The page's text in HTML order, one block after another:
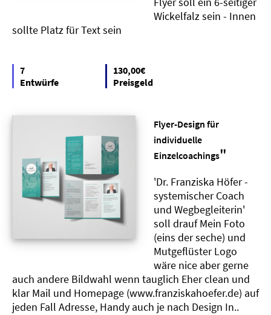
Wickelfalz sein - Innen
sollte Platz für Text sein
7
Entwürfe
130,00€
Preisgeld
Flyer-Design für
individuelle
Einzelcoachings"
'Dr. Franziska Höfer -
systemischer Coach
und Wegbegleiterin'
soll drauf Mein Foto
(eins der seche) und
Mutgeflüster Logo
wäre nice aber gerne
auch andere Bildwahl wenn tauglich Eher clean und
klar Mail und Homepage (www.franziskahoefer.de) auf
jeden Fall Adresse, Handy auch je nach Design In..